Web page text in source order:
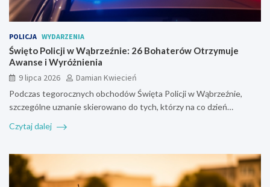
POLICJA WYDARZENIA
Święto Policji w Wąbrzeźnie: 26 Bohaterów Otrzymuje
Awanse i Wyróżnienia
9 lipca 2026
Damian Kwiecień
Podczas tegorocznych obchodów Święta Policji w Wąbrzeźnie,
szczególne uznanie skierowano do tych, którzy na co dzień…
Czytaj dalej